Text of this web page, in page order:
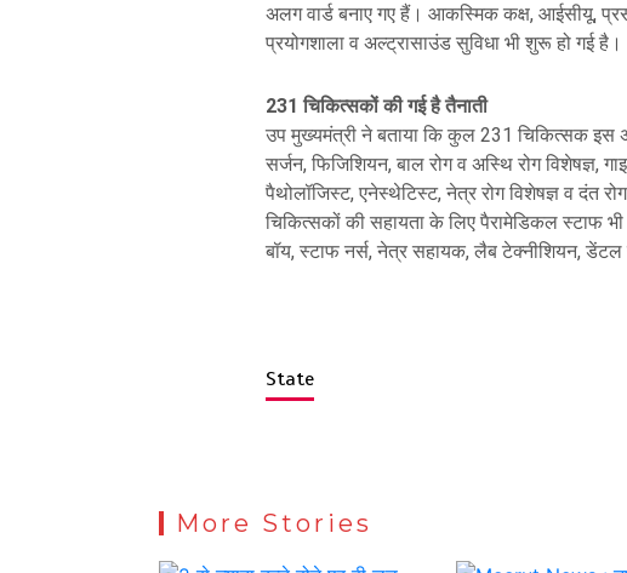
अलग वार्ड बनाए गए हैं। आकस्मिक कक्ष, आईसीयू,
प्रयोगशाला व अल्ट्रासाउंड सुविधा भी शुरू हो गई है।
231 चिकित्सकों की गई है तैनाती
उप मुख्यमंत्री ने बताया कि कुल 231 चिकित्सक इस
सर्जन, फिजिशियन, बाल रोग व अस्थि रोग विशेषज्ञ,
पैथोलॉजिस्ट, एनेस्थेटिस्ट, नेत्र रोग विशेषज्ञ व दंत
चिकित्सकों की सहायता के लिए पैरामेडिकल स्टाफ भी
बॉय, स्टाफ नर्स, नेत्र सहायक, लैब टेक्नीशियन, डेंटल
State
More Stories